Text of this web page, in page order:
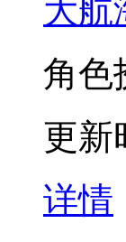
大航
角色
更新
详情